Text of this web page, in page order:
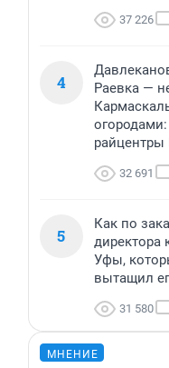
37 226
4
Раевка —
32 691
5
Как по
директора
Уфы,
вытащил
31 580
МНЕНИЕ